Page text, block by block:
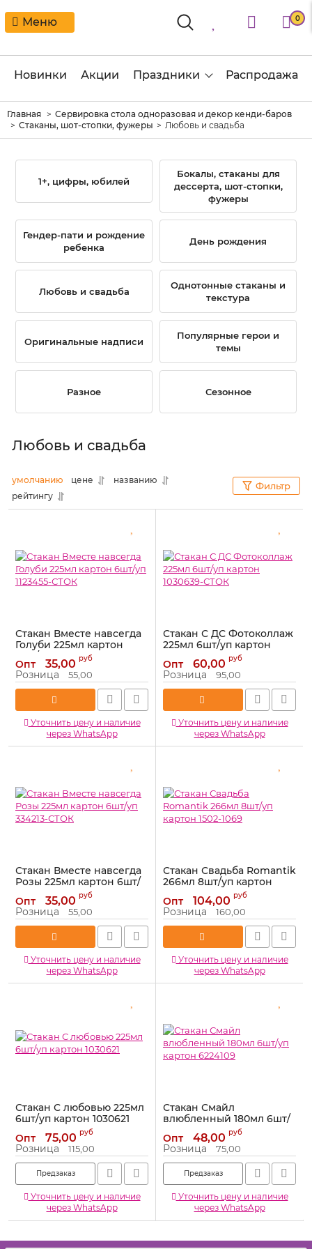
Меню 0
Новинки Акции Праздники Распродажа
Главная
Сервировка стола одноразовая и декор кенди-баров
Стаканы, шот-стопки, фужеры
Любовь и свадьба
1+, цифры, юбилей
Бокалы, стаканы для
дессерта, шот-стопки,
фужеры
Гендер-пати и рождение
ребенка
День рождения
Любовь и свадьба
Однотонные стаканы и
текстура
Оригинальные надписи
Популярные герои и
темы
Разное Сезонное
Любовь и свадьба
умолчанию цене
названию
рейтингу
Фильтр
Стакан Вместе навсегда
Голуби 225мл картон
6шт/уп 1123455-СТОК
Артикул: 1123455-СТОК
Опт 35,00 руб
Розница 55,00
Уточнить цену и наличие
через WhatsApp
Стакан С ДС Фотоколлаж
225мл 6шт/уп картон
1030639-СТОК
Артикул: 1030639-СТОК
Опт 60,00 руб
Розница 95,00
Уточнить цену и наличие
через WhatsApp
Стакан Вместе навсегда
Розы 225мл картон 6шт/
уп 334213-СТОК
Артикул: 334213-СТОК
Опт 35,00 руб
Розница 55,00
Уточнить цену и наличие
через WhatsApp
Стакан Свадьба Romantik
266мл 8шт/уп картон
Артикул: 1502-1069
Опт 104,00 руб
Розница 160,00
Уточнить цену и наличие
через WhatsApp
Стакан С любовью 225мл
6шт/уп картон 1030621
Артикул: 1030621
Опт 75,00 руб
Розница 115,00
Предзаказ
Уточнить цену и наличие
через WhatsApp
Стакан Смайл
влюбленный 180мл 6шт/
уп картон 6224109
Артикул: 6224109
Опт 48,00 руб
Розница 75,00
Предзаказ
Уточнить цену и наличие
через WhatsApp